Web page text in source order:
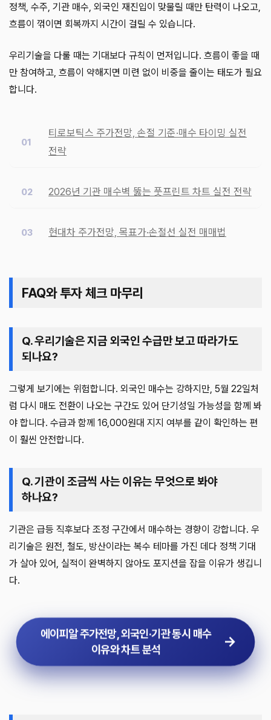
정책, 수주, 기관 매수, 외국인 재진입이 맞물릴 때만 탄력이 나오고,
흐름이 꺾이면 회복까지 시간이 걸릴 수 있습니다.
우리기술을 다룰 때는 기대보다 규칙이 먼저입니다. 흐름이 좋을 때
만 참여하고, 흐름이 약해지면 미련 없이 비중을 줄이는 태도가 필요
합니다.
티로보틱스 주가전망, 손절 기준·매수 타이밍 실전
전략
2026년 기관 매수벽 뚫는 풋프린트 차트 실전 전략
현대차 주가전망, 목표가·손절선 실전 매매법
FAQ와 투자 체크 마무리
Q. 우리기술은 지금 외국인 수급만 보고 따라가도
되나요?
그렇게 보기에는 위험합니다. 외국인 매수는 강하지만, 5월 22일처
럼 다시 매도 전환이 나오는 구간도 있어 단기성일 가능성을 함께 봐
야 합니다. 수급과 함께 16,000원대 지지 여부를 같이 확인하는 편
이 훨씬 안전합니다.
Q. 기관이 조금씩 사는 이유는 무엇으로 봐야
하나요?
기관은 급등 직후보다 조정 구간에서 매수하는 경향이 강합니다. 우
리기술은 원전, 철도, 방산이라는 복수 테마를 가진 데다 정책 기대
가 살아 있어, 실적이 완벽하지 않아도 포지션을 잡을 이유가 생깁니
다.
에이피알 주가전망, 외국인·기관 동시 매수
이유와 차트 분석